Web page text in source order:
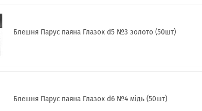
Блешня Парус паяна Глазок d5 №3 золото (50шт)
Блешня Парус паяна Глазок d6 №4 мідь (50шт)